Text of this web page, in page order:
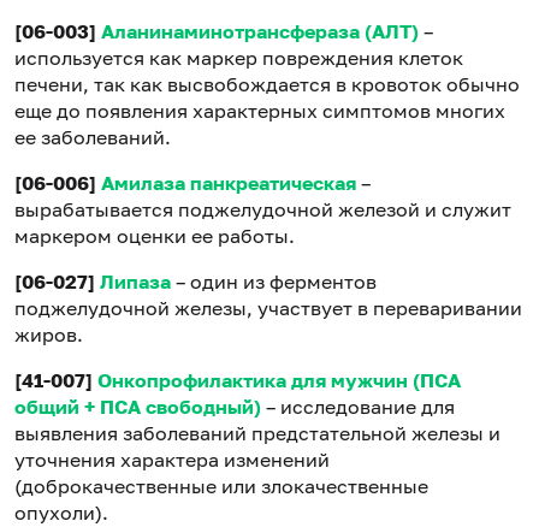
[06-003] Аланинаминотрансфераза (АЛТ) –
используется как маркер повреждения клеток
печени, так как высвобождается в кровоток обычно
еще до появления характерных симптомов многих
ее заболеваний.
[06-006] Амилаза панкреатическая –
вырабатывается поджелудочной железой и служит
маркером оценки ее работы.
[06-027] Липаза – один из ферментов
поджелудочной железы, участвует в переваривании
жиров.
[41-007] Онкопрофилактика для мужчин (ПСА
общий + ПСА свободный) – исследование для
выявления заболеваний предстательной железы и
уточнения характера изменений
(доброкачественные или злокачественные
опухоли).